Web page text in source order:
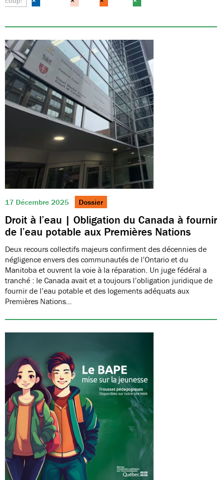
17 Décembre 2025 Dossier
Droit à l’eau | Obligation du Canada à fournir
de l’eau potable aux Premières Nations
Deux recours collectifs majeurs confirment des décennies de
négligence envers des communautés de l’Ontario et du
Manitoba et ouvrent la voie à la réparation. Un juge fédéral a
tranché : le Canada avait et a toujours l’obligation juridique de
fournir de l’eau potable et des logements adéquats aux
Premières Nations…